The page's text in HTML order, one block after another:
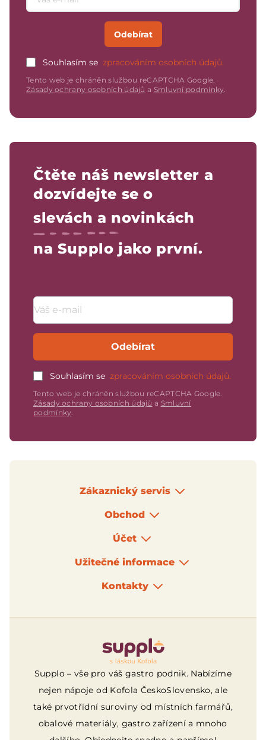
Odebírat
Souhlasím se zpracováním osobních údajů.
Tento web je chráněn službou reCAPTCHA Google.
Zásady ochrany osobních údajů a Smluvní podmínky
Čtěte náš newsletter a
dozvídejte se o
slevách a novinkách
na Supplo jako první.
Emailová adresa
Odebírat
Souhlasím se zpracováním osobních údajů.
Tento web je chráněn službou reCAPTCHA Google.
Zásady ochrany osobních údajů a Smluvní
podmínky.
Zákaznický servis
Obchod
Účet
Užitečné informace
Kontakty
Logo
Supplo – vše pro váš gastro podnik. Nabízíme
nejen nápoje od Kofola ČeskoSlovensko, ale
také prvotřídní suroviny od místních farmářů,
obalové materiály, gastro zařízení a mnoho